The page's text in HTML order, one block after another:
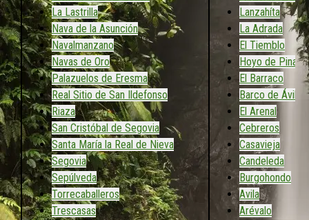
La Lastrilla
Nava de la Asunción
Navalmanzano
Navas de Oro
Palazuelos de Eresma
Real Sitio de San Ildefonso
Riaza
San Cristóbal de Segovia
Santa María la Real de Nieva
Segovia
Sepúlveda
Torrecaballeros
Trescasas
Lanzahíta
La Adrada
El Tiemblo
Hoyo de
El Barraco
Barco de Ávila
El Arenal
Cebreros
Casavieja
Candeleda
Burgohondo
Avila
Arévalo